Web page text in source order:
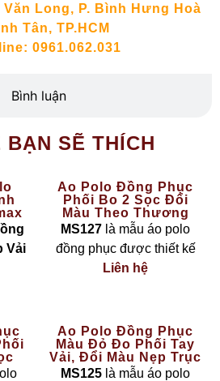
Bình luận
Long, P. Bình Hưng Hoà
Tân, TP.HCM
0961.062.031
BẠN SẼ THÍCH
Vải
The
Áo Polo Đồng Phục
Phối Bo 2 Sọc Đổi
Màu Theo Thương
Hiệu MS127
MS127 là mẫu áo polo
đồng phục được thiết kế
theo phong cách
hiệu , nổi bật với chi tiếtbo
cổ và bo tay phối 2 sọc
đổi màutheo màu logo
Liên hệ
Áo Polo Đồng Phục
Màu Đỏ Đo Phối Tay
Vải, Đổi Màu Nẹp Trục
Cúc Thời Trang MS125
MS125 là mẫu áo polo